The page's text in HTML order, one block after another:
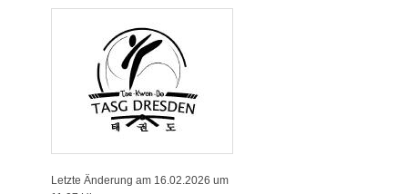
Letzte Änderung am 16.02.2026 um